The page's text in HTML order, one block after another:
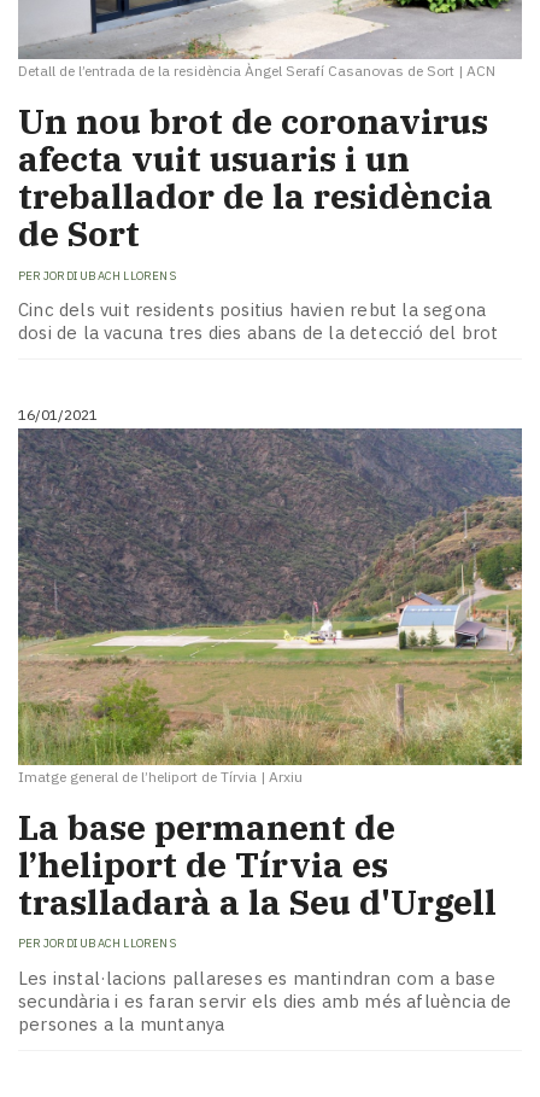
Detall de l’entrada de la residència Àngel Serafí Casanovas de Sort | ACN
Un nou brot de coronavirus
afecta vuit usuaris i un
treballador de la residència
de Sort
PER JORDI UBACH LLORENS
Cinc dels vuit residents positius havien rebut la segona
dosi de la vacuna tres dies abans de la detecció del brot
16/01/2021
Imatge general de l’heliport de Tírvia | Arxiu
La base permanent de
l’heliport de Tírvia es
traslladarà a la Seu d'Urgell
PER JORDI UBACH LLORENS
Les instal·lacions pallareses es mantindran com a base
secundària i es faran servir els dies amb més afluència de
persones a la muntanya